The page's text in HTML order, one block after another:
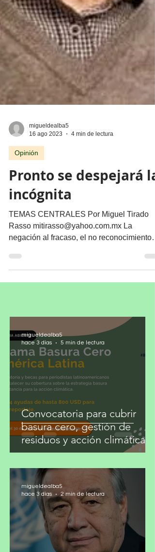
migueldealba5
16 ago 2023
Opinión
Pronto se despejará la
incógnita
TEMAS CENTRALES Por Miguel Tirado
Rasso mitirasso@yahoo.com.mx La
Convocatoria para cubrir
basura cero, gestión de
residuos y acción climática
migueldealba5
hace 3 días
5 min de lectura
migueldealba5
hace 3 días
2 min de lectura